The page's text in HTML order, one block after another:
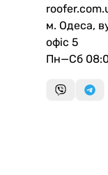
м. Одеса,
офіс 5
Пн—Сб